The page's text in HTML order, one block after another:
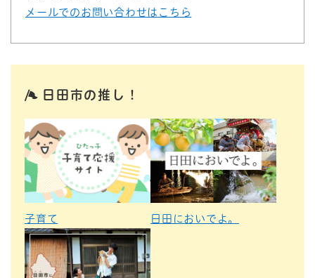
メールでのお問い合わせはこちら
日田市の推し！
子育て 日田においでよ。